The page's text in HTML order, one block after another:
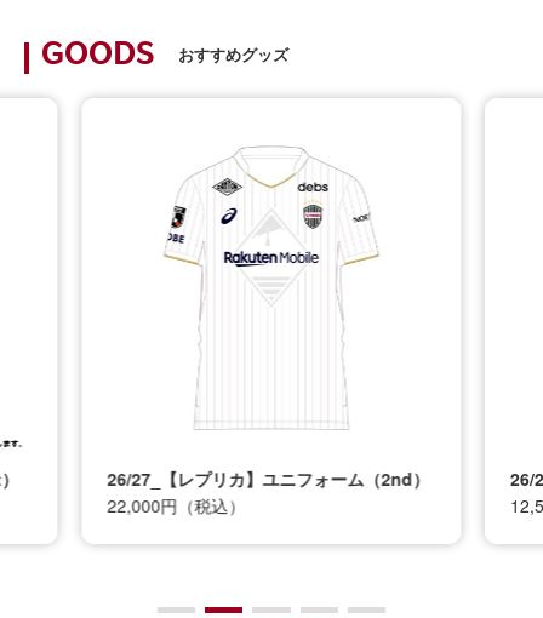
GOODS おすすめグッズ
26/27_【レプリカ】ユニフォーム（2nd）
22,000円（税込）
26/